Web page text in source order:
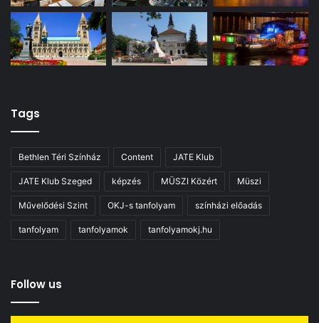
Tags
Bethlen Téri Színház Content JATE Klub
JATE Klub Szeged képzés MÜSZI Közért Müszi
Művelődési Szint OKJ-s tanfolyam színházi előadás
tanfolyam tanfolyamok tanfolyamokj.hu
Follow us